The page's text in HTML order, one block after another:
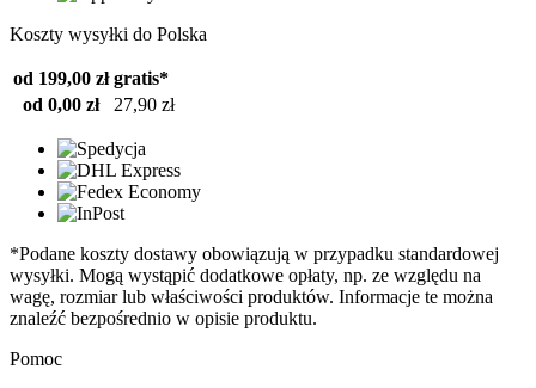
Koszty wysyłki do Polska
od 199,00 zł gratis*
od 0,00 zł
27,90 zł
*Podane koszty dostawy obowiązują w przypadku standardowej
wysyłki. Mogą wystąpić dodatkowe opłaty, np. ze względu na
wagę, rozmiar lub właściwości produktów. Informacje te można
znaleźć bezpośrednio w opisie produktu.
Pomoc